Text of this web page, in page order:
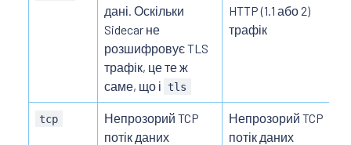
дані. Оскільки
Sidecar не
розшифровує TLS
трафік, це те ж
саме, що і
tls
HTTP (1.1 або 2)
трафік
tcp
Непрозорий TCP
потік даних
Непрозорий TCP
потік даних